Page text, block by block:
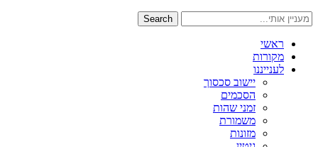
Search
ראשי
מקורות
לענייננו
יישוב סכסוך
הסכמים
זמני שהות
משמורת
מזונות